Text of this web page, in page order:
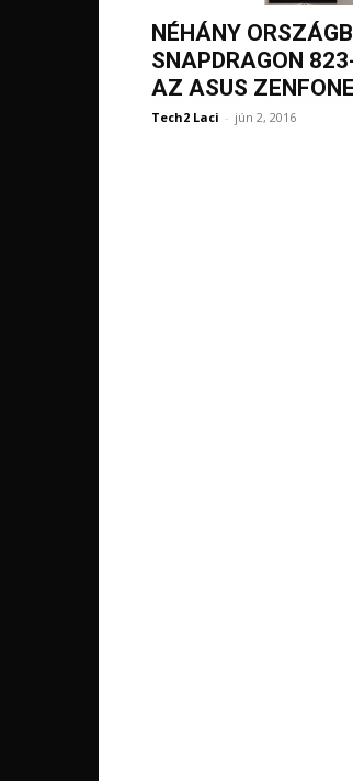
NÉHÁNY
SNAPDRAGON
AZ ASUS
Tech2 Laci - jún 2, 2016